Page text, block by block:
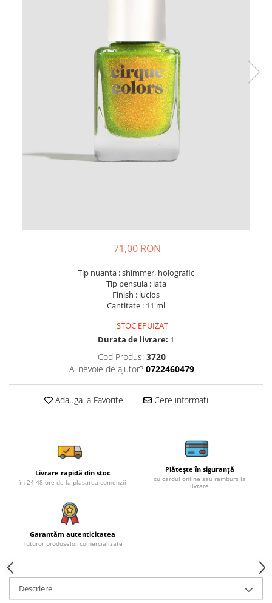
71,00 RON
Tip nuanta : shimmer, holografic
Tip pensula : lata
Finish : lucios
Cantitate : 11 ml
STOC EPUIZAT
Durata de livrare: 1
Cod Produs: 3720
Ai nevoie de ajutor? 0722460479
Adauga la Favorite Cere informatii
Livrare rapidă din stoc
în 24-48 ore de la plasarea comenzii
Plătește în siguranță
cu cardul online sau ramburs la
livrare
Garantăm autenticitatea
Tuturor produselor comercializate
Descriere